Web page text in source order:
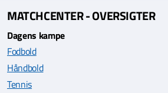
MATCHCENTER - OVERSIGTER
Dagens kampe
Fodbold
Håndbold
Tennis